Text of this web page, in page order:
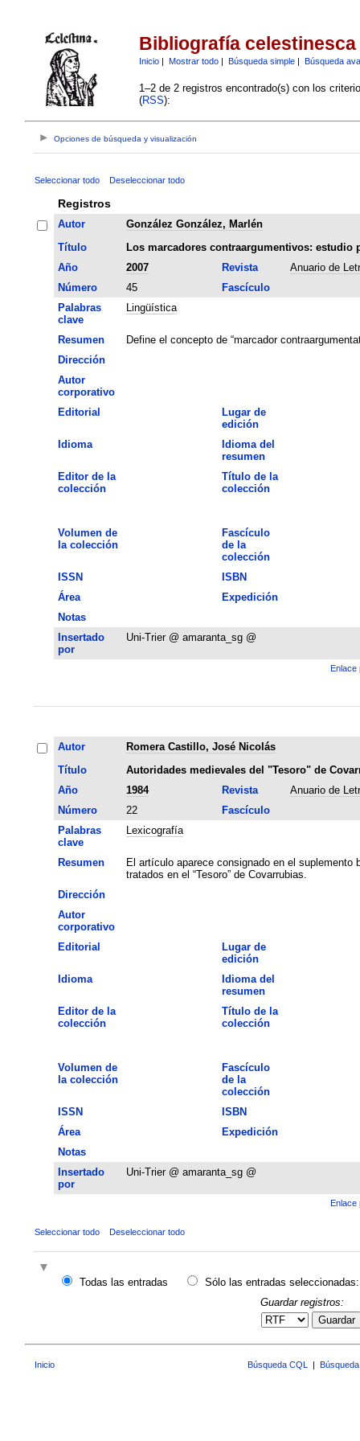
Bibliografía celestinesca
Inicio| Mostrar todo| Búsqueda simple| Búsqueda
1–2 de 2 registros encontrado(s) con los
(RSS):
Opciones de búsqueda y visualización
Seleccionar todo Deseleccionar todo
Registros
Autor
González González, Marlén
Título
Los marcadores contraargumentivos:
Año
2007 Revista
Anuario de
Número
45
Fascículo
Palabras
clave
Lingüística
Resumen
Define el concepto de “marcador
Dirección
Autor
corporativo
Editorial
Lugar de
edición
Idioma
Idioma del
resumen
Editor de la
colección
Título de la
colección
Volumen de
la colección
Fascículo
de la
colección
ISSN
ISBN
Área
Expedición
Notas
Insertado
por
Uni-Trier @ amaranta_sg @
Enlace
Autor
Romera Castillo, José Nicolás
Título
Autoridades medievales del "Tesoro" de
Año
1984 Revista
Anuario de
Número
22
Fascículo
Palabras
clave
Lexicografía
Resumen
El artículo aparece consignado en el suplemento
tratados en el “Tesoro” de Covarrubias.
Dirección
Autor
corporativo
Editorial
Lugar de
edición
Idioma
Idioma del
resumen
Editor de la
colección
Título de la
colección
Volumen de
la colección
Fascículo
de la
colección
ISSN
ISBN
Área
Expedición
Notas
Insertado
por
Uni-Trier @ amaranta_sg @
Enlace
Seleccionar todo Deseleccionar todo
Todas las entradas
Sólo las entradas seleccionadas:
Guardar registros:
Guardar
Inicio Búsqueda CQL